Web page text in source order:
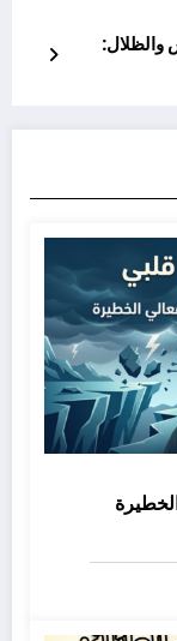
والظلال: